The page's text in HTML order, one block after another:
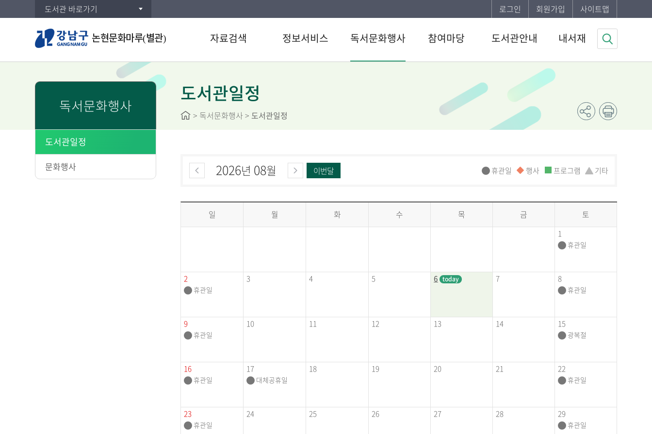
도서관 바로가기 로그인 회원가입 사이트맵
논현문화마루(별관) 자료검색
DVD/CD검색
주제별검색
신착자료검색
정보서비스
스마트도서관
달달북
갤러리형
독서문화행사 참여마당
이용자게시판
자원봉사신청
도서관안내
이용안내
내서재
기본정보
관심자료목록
나의신청정보
독서문화행사
도서관일정
문화행사
도서관일정
> 독서문화행사 > 도서관일정
2026년 08월 이번달 휴관일 행사 프로그램 기타
일 월 화 수 목 금 토
1
휴관일
2
휴관일
3 4 5 6 today 7 8
휴관일
9
휴관일
10 11 12 13 14 15
광복절
16
휴관일
17
대체공휴일
18 19 20 21 22
휴관일
23
휴관일
24 25 26 27 28 29
휴관일